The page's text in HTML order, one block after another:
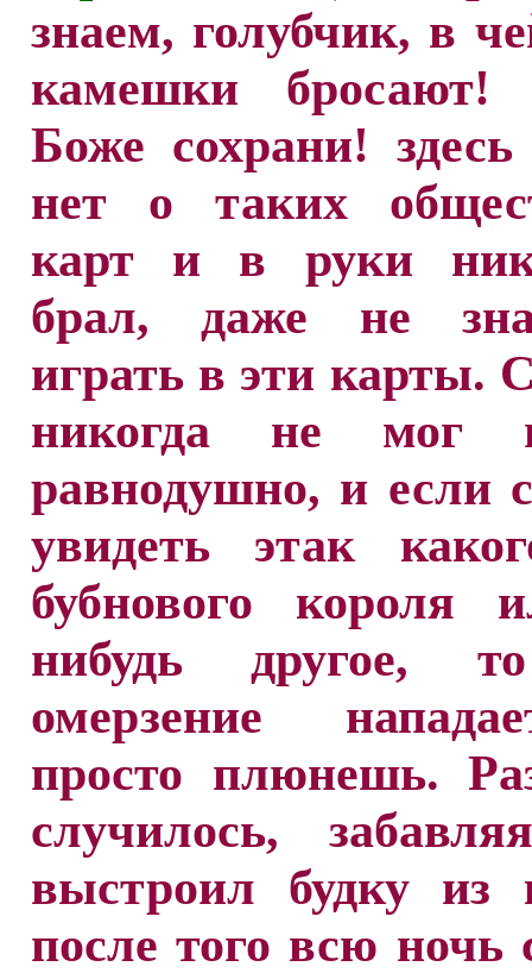
знаем, голубчик, в
камешки бросают!
Боже сохрани!
нет о таких
карт и в руки
брал, даже не
играть в эти карты.
никогда не мог
равнодушно, и если
увидеть этак
бубнового короля
нибудь другое,
омерзение
просто плюнешь.
случилось,
выстроил будку из
после того всю ночь